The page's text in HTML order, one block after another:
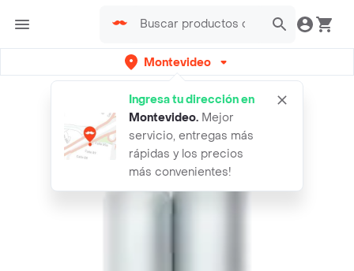
Montevideo
Ingresa tu dirección en
Montevideo. Mejor
servicio, entregas más
rápidas y los precios
más convenientes!